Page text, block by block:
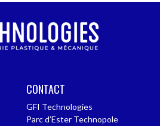
CONTACT
GFI Technologies
Parc d’Ester Technopole